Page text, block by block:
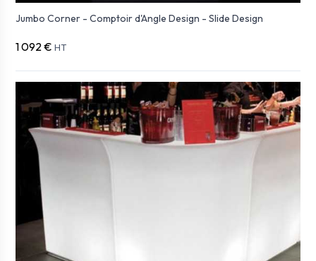
Jumbo Corner - Comptoir d'Angle Design - Slide Design
1 092 € HT